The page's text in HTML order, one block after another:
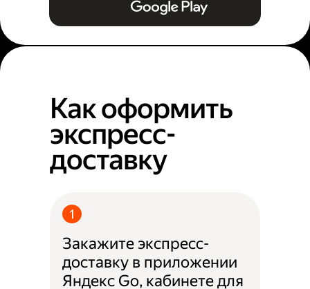
Как оформить
экспресс-
доставку
Закажите экспресс-
доставку в приложении
Яндекс Go, кабинете для